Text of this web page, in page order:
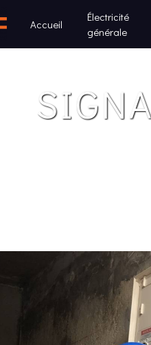
Accueil
Électricité
générale